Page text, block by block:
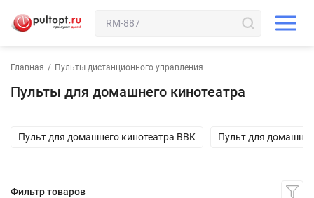
Главная / Пульты дистанционного управления
Пульты для домашнего кинотеатра
Пульт для домашнего кинотеатра BBK Пульт для
Фильтр товаров